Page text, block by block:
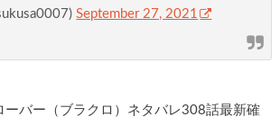
September 27, 2021
ーバー（ブラクロ）ネタバレ308話最新確